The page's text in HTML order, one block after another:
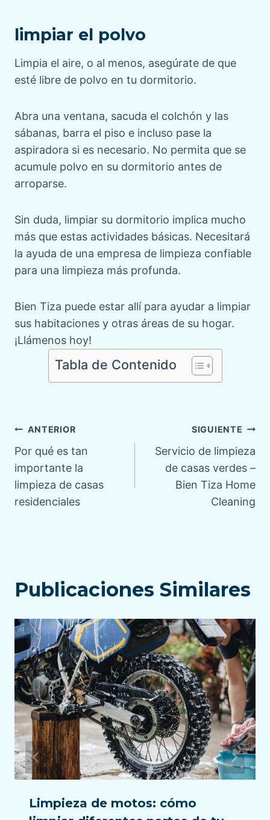
limpiar el polvo
Limpia el aire, o al menos, asegúrate de que
esté libre de polvo en tu dormitorio.
Abra una ventana, sacuda el colchón y las
sábanas, barra el piso e incluso pase la
aspiradora si es necesario. No permita que se
acumule polvo en su dormitorio antes de
arroparse.
Sin duda, limpiar su dormitorio implica mucho
más que estas actividades básicas. Necesitará
la ayuda de una empresa de limpieza confiable
para una limpieza más profunda.
Bien Tiza puede estar allí para ayudar a limpiar
sus habitaciones y otras áreas de su hogar.
¡Llámenos hoy!
Tabla de Contenido
Navegación
de
entradas
ANTERIOR
Por qué es tan
importante la
limpieza de casas
residenciales
SIGUIENTE
Servicio de limpieza
de casas verdes –
Bien Tiza Home
Cleaning
Publicaciones Similares
Limpieza de motos: cómo